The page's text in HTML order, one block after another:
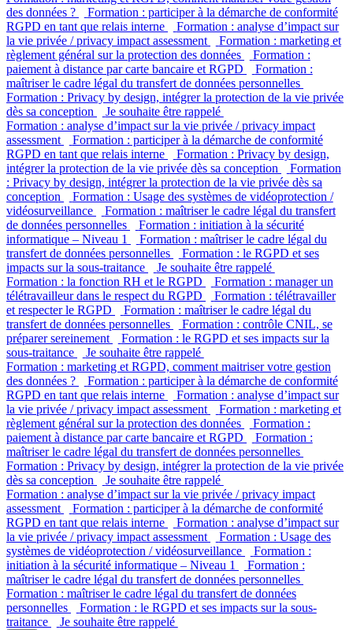
des données ?
Formation : participer à la démarche de conformité
RGPD en tant que relais interne
Formation : analyse d’impact sur
la vie privée / privacy impact assessment
Formation : marketing et
règlement général sur la protection des données
Formation :
paiement à distance par carte bancaire et RGPD
Formation :
maîtriser le cadre légal du transfert de données personnelles
Formation : Privacy by design, intégrer la protection de la vie privée
dès sa conception
Je souhaite être rappelé
Formation : analyse d’impact sur la vie privée / privacy impact
assessment
Formation : participer à la démarche de conformité
RGPD en tant que relais interne
Formation : Privacy by design,
intégrer la protection de la vie privée dès sa conception
Formation
: Privacy by design, intégrer la protection de la vie privée dès sa
conception
Formation : Usage des systèmes de vidéoprotection /
vidéosurveillance
Formation : maîtriser le cadre légal du transfert
de données personnelles
Formation : initiation à la sécurité
informatique – Niveau 1
Formation : maîtriser le cadre légal du
transfert de données personnelles
Formation : le RGPD et ses
impacts sur la sous-traitance
Je souhaite être rappelé
Formation : la fonction RH et le RGPD
Formation : manager un
télétravailleur dans le respect du RGPD
Formation : télétravailler
et respecter le RGPD
Formation : maîtriser le cadre légal du
transfert de données personnelles
Formation : contrôle CNIL, se
préparer sereinement
Formation : le RGPD et ses impacts sur la
sous-traitance
Je souhaite être rappelé
Formation : marketing et RGPD, comment maitriser votre gestion
des données ?
Formation : participer à la démarche de conformité
RGPD en tant que relais interne
Formation : analyse d’impact sur
la vie privée / privacy impact assessment
Formation : marketing et
règlement général sur la protection des données
Formation :
paiement à distance par carte bancaire et RGPD
Formation :
maîtriser le cadre légal du transfert de données personnelles
Formation : Privacy by design, intégrer la protection de la vie privée
dès sa conception
Je souhaite être rappelé
Formation : analyse d’impact sur la vie privée / privacy impact
assessment
Formation : participer à la démarche de conformité
RGPD en tant que relais interne
Formation : analyse d’impact sur
la vie privée / privacy impact assessment
Formation : Usage des
systèmes de vidéoprotection / vidéosurveillance
Formation :
initiation à la sécurité informatique – Niveau 1
Formation :
maîtriser le cadre légal du transfert de données personnelles
Formation : maîtriser le cadre légal du transfert de données
personnelles
Formation : le RGPD et ses impacts sur la sous-
traitance
Je souhaite être rappelé